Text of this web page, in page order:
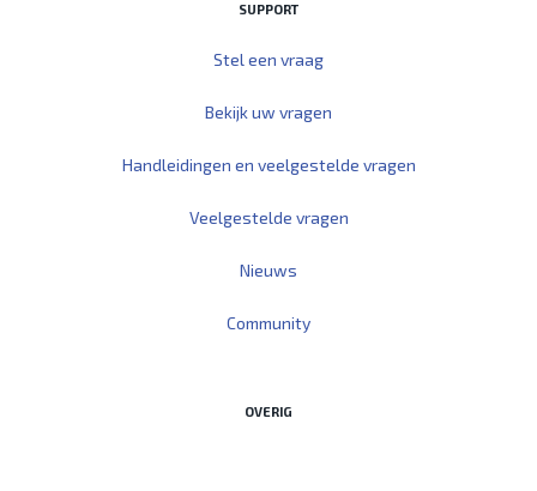
SUPPORT
Stel een vraag
Bekijk uw vragen
Handleidingen en veelgestelde vragen
Veelgestelde vragen
Nieuws
Community
OVERIG